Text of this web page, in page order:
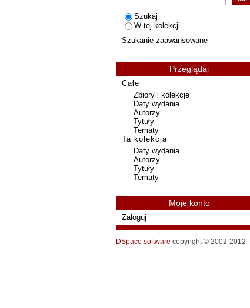
Szukaj
W tej kolekcji
Szukanie zaawansowane
Przeglądaj
Całe
Zbiory i kolekcje
Daty wydania
Autorzy
Tytuły
Tematy
Ta kolekcja
Daty wydania
Autorzy
Tytuły
Tematy
Moje konto
Zaloguj
DSpace software copyright © 2002-2012